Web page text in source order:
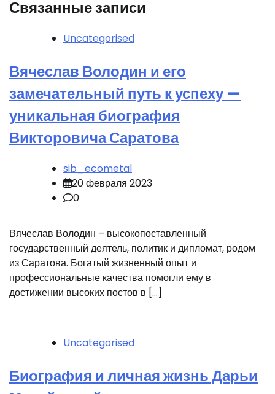
Связанные записи
Uncategorised
Вячеслав Володин и его
замечательный путь к успеху —
уникальная биография
Викторовича Саратова
sib_ecometal
20 февраля 2023
0
Вячеслав Володин – высокопоставленный
государственный деятель, политик и дипломат, родом
из Саратова. Богатый жизненный опыт и
профессиональные качества помогли ему в
достижении высоких постов в […]
Uncategorised
Биография и личная жизнь Дарьи